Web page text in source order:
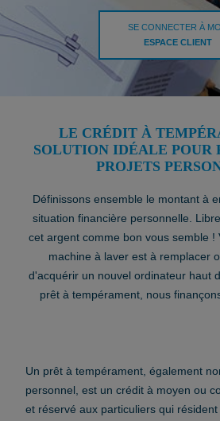
SE CONNECTER À
ESPACE CLIENT
LE CRÉDIT À
SOLUTION IDÉALE POUR
PROJETS
Définissons ensemble le montant à
situation financière personnelle.
cet argent comme bon vous semble !
machine à laver est à remplacer
d'acquérir un nouvel ordinateur haut
prêt à tempérament, nous
Un prêt à tempérament, également
personnel, est un crédit à moyen ou
et réservé aux particuliers qui